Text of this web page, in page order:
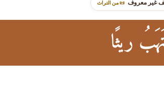
غير معروف 📜 من التراث
ريثًا